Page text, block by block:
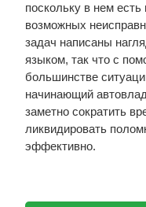
поскольку в нем есть
возможных
задач написаны
языком, так что с
большинстве
начинающий
заметно сократить
ликвидировать
эффективно.